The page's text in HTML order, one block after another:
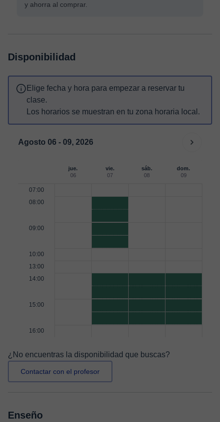
y ahorra al comprar.
Disponibilidad
Elige fecha y hora para empezar a reservar tu
clase.
Los horarios se muestran en tu zona horaria local.
Agosto 06 - 09, 2026
jue.
06
vie.
07
sáb.
08
dom.
09
07:00
08:00
09:00
10:00
13:00
14:00
15:00
16:00
¿No encuentras la disponibilidad que buscas?
Contactar con el profesor
Enseño